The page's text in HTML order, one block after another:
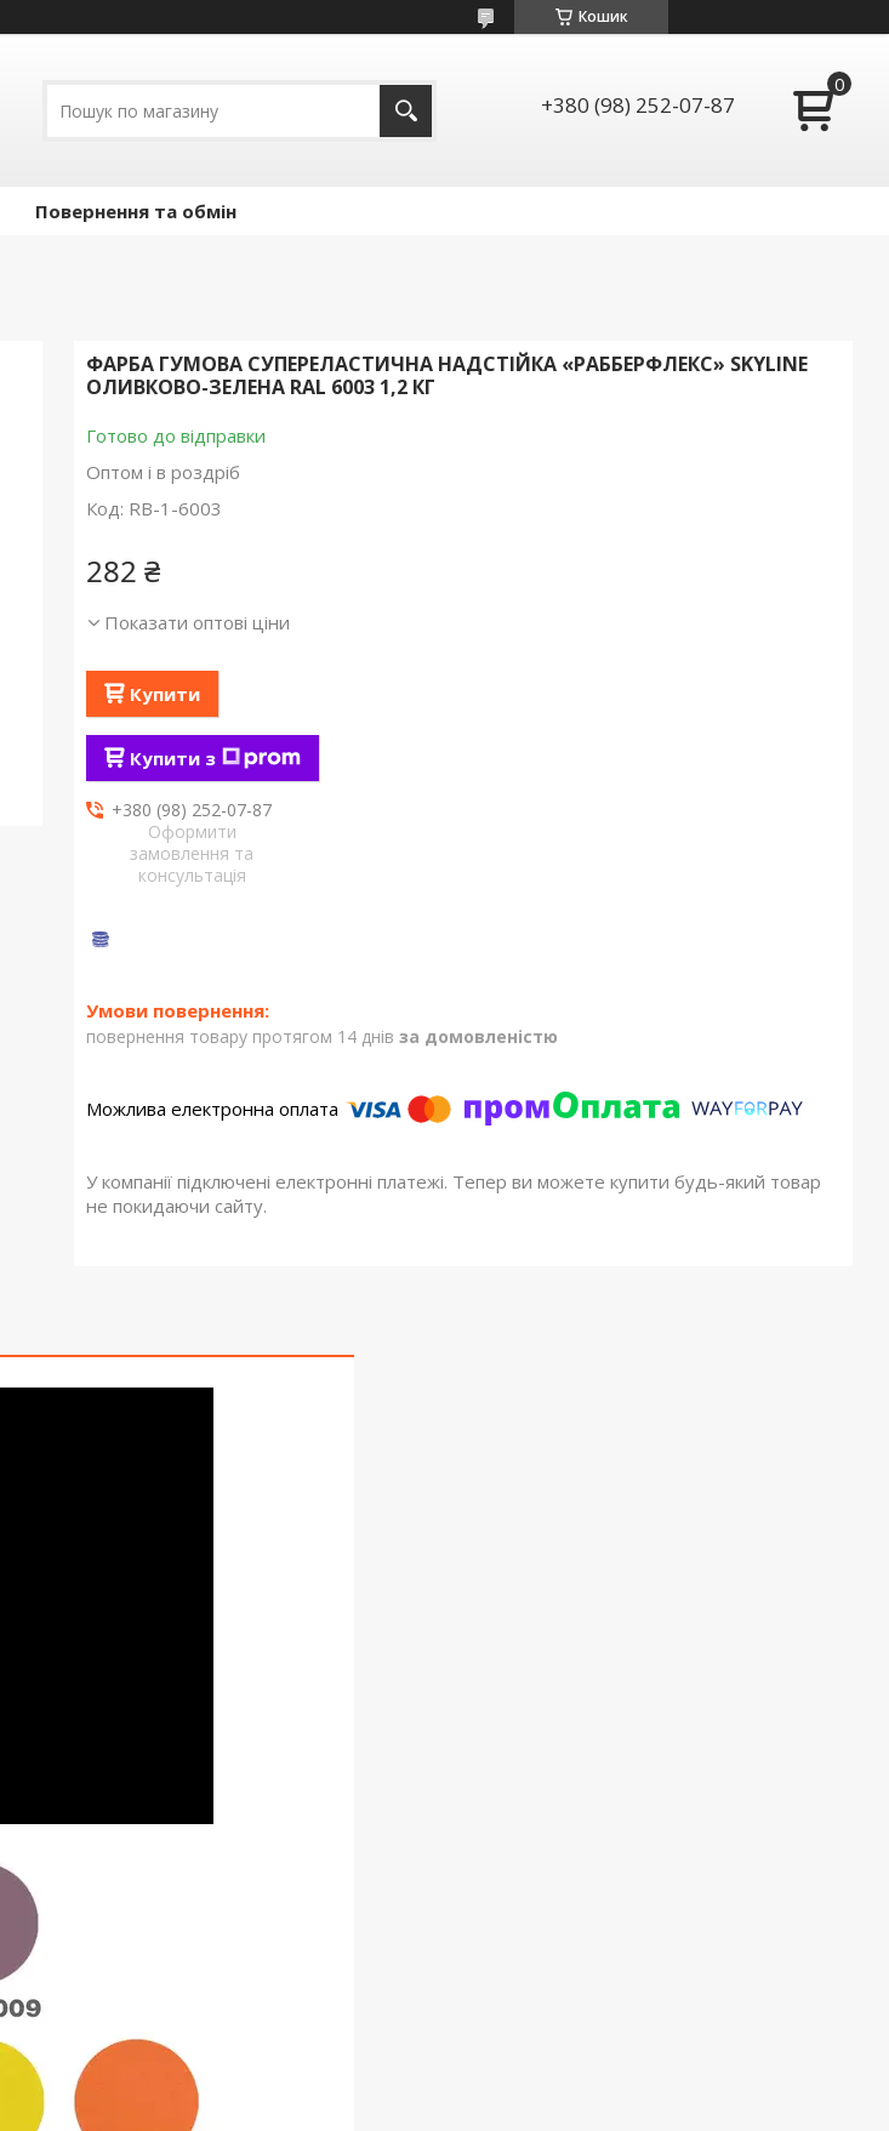
Кошик
+380 (98) 252-07-87
Повернення та обмін
ФАРБА ГУМОВА СУПЕРЕЛАСТИЧНА НАДСТІЙКА «РАББЕРФЛЕКС» SKYLINE
ОЛИВКОВО-ЗЕЛЕНА RAL 6003 1,2 КГ
Готово до відправки
Оптом і в роздріб
Код: RB-1-6003
282 ₴
Показати оптові ціни
Купити
Купити з
+380 (98) 252-07-87
Оформити
замовлення та
консультація
повернення товару протягом 14 днів за домовленістю
У компанії підключені електронні платежі. Тепер ви можете купити будь-який товар
не покидаючи сайту.